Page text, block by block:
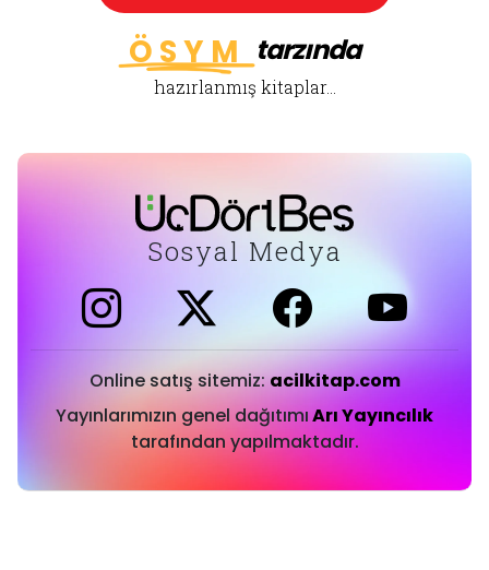
ÖSYM tarzında
hazırlanmış kitaplar...
Sosyal Medya
Online satış sitemiz:acilkitap.com
Yayınlarımızın genel dağıtımıArı Yayıncılık
tarafından yapılmaktadır.